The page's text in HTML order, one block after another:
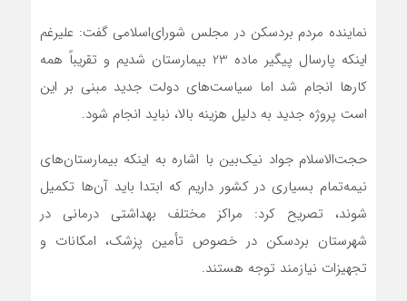
نماینده مردم بردسکن در مجلس شورای‌اسلامی گفت: علی‏رغم
این‏که پارسال پیگیر ماده 23 بیمارستان شدیم و تقریباً همه
کارها انجام شد اما سیاست‌های دولت جدید مبنی بر این
است پروژه جدید به دلیل هزینه بالا، نباید انجام شود.
حجت‌الاسلام جواد نیک‌بین با اشاره به این‏که بیمارستان‌های
نیمه‌تمام بسیاری در کشور داریم که ابتدا باید آن‌ها تکمیل
شوند، تصریح کرد: مراکز مختلف بهداشتی درمانی در
شهرستان بردسکن در خصوص تأمین پزشک، امکانات و
تجهیزات نیازمند توجه هستند.